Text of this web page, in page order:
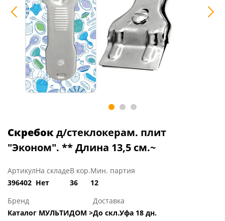
Скребокд/стеклокерам. плит
"Эконом". ** Длина 13,5 см.~
Артикул
396402
На складе
Нет
В кор.
36
Мин. партия
12
Бренд
Каталог МУЛЬТИДОМ >
Доставка
До скл.Уфа 18 дн.